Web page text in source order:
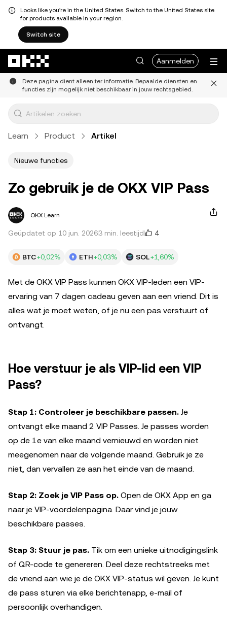
Looks like you're in the United States. Switch to the United States site
for products available in your region.
Switch site
Aanmelden
Deze pagina dient alleen ter informatie. Bepaalde diensten en
functies zijn mogelijk niet beschikbaar in jouw rechtsgebied.
Learn Product Artikel
Nieuwe functies
Zo gebruik je de OKX VIP Pass
OKX Learn
Geüpdatet op 10 jun. 20263 min. leestijd 4
BTC+0,02% ETH+0,03% SOL+1,60%
Met de OKX VIP Pass kunnen OKX VIP-leden een VIP-
ervaring van 7 dagen cadeau geven aan een vriend. Dit is
alles wat je moet weten, of je nu een pas verstuurt of
ontvangt.
Hoe verstuur je als VIP-lid een VIP
Pass?
Stap 1: Controleer je beschikbare passen. Je
ontvangt elke maand 2 VIP Passes. Je passes worden
op de 1e van elke maand vernieuwd en worden niet
meegenomen naar de volgende maand. Gebruik je ze
niet, dan vervallen ze aan het einde van de maand.
Stap 2: Zoek je VIP Pass op. Open de OKX App en ga
naar je VIP-voordelenpagina. Daar vind je jouw
beschikbare passes.
Stap 3: Stuur je pas. Tik om een unieke uitnodigingslink
of QR-code te genereren. Deel deze rechtstreeks met
de vriend aan wie je de OKX VIP-status wil geven. Je kunt
de pass sturen via elke berichtenapp, e-mail of
persoonlijk overhandigen.